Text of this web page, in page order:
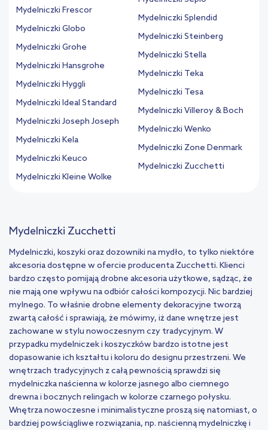
Mydelniczki Frescor
Mydelniczki Globo
Mydelniczki Grohe
Mydelniczki Hansgrohe
Mydelniczki Hyggli
Mydelniczki Ideal Standard
Mydelniczki Joseph Joseph
Mydelniczki Kela
Mydelniczki Keuco
Mydelniczki Kleine Wolke
Mydelniczki Splendid
Mydelniczki Steinberg
Mydelniczki Stella
Mydelniczki Teka
Mydelniczki Tesa
Mydelniczki Villeroy & Boch
Mydelniczki Wenko
Mydelniczki Zone Denmark
Mydelniczki Zucchetti
Mydelniczki Zucchetti
Mydelniczki, koszyki oraz dozowniki na mydło, to tylko niektóre
akcesoria dostępne w ofercie producenta Zucchetti. Klienci
bardzo często pomijają drobne akcesoria użytkowe, sądząc, że
nie mają one wpływu na odbiór całości kompozycji. Nic bardziej
mylnego. To właśnie drobne elementy dekoracyjne tworzą
zwartą całość i sprawiają, że mówimy, iż dane wnętrze jest
zachowane w stylu nowoczesnym czy tradycyjnym. W
przypadku mydelniczek i koszyczków bardzo istotne jest
dopasowanie ich kształtu i koloru do designu przestrzeni. We
wnętrzach tradycyjnych z całą pewnością sprawdzi się
mydelniczka naścienna w kolorze jasnego albo ciemnego
drewna i bocznych relingach w kolorze czarnego połysku.
Wnętrza nowoczesne i minimalistyczne proszą się natomiast, o
bardziej powściągliwe rozwiązania, np. naścienną mydelniczkę i